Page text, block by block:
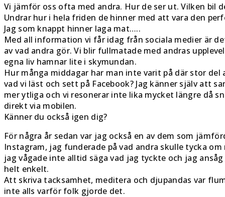
Vi jämför oss ofta med andra. Hur de ser ut. Vilken bil
Undrar hur i hela friden de hinner med att vara den
Jag som knappt hinner laga mat…..
Med all information vi får idag från sociala medier är
av vad andra gör. Vi blir fullmatade med andras
egna liv hamnar lite i skymundan.
Hur många middagar har man inte varit på där stor del
vad vi läst och sett på Facebook? Jag känner själv att
mer ytliga och vi resonerar inte lika mycket längre då
direkt via mobilen.
Känner du också igen dig?
För några år sedan var jag också en av dem som
Instagram, jag funderade på vad andra skulle tycka
jag vågade inte alltid säga vad jag tyckte och jag
helt enkelt.
Att skriva tacksamhet, meditera och djupandas var
inte alls varför folk gjorde det.